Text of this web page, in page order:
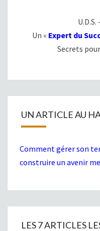
Un « Expert du
Secrets
UN ARTICLE AU
Comment gérer son
construire un avenir
LES 7 ARTICLES